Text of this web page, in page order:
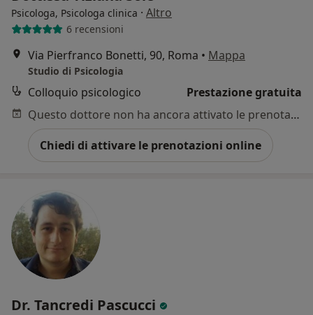
Psicologa, Psicologa clinica · Altro
6 recensioni
Via Pierfranco Bonetti, 90, Roma • Mappa
Studio di Psicologia
Colloquio psicologico
Prestazione gratuita
Questo dottore non ha ancora attivato le prenotazioni online presso questo indirizzo.
Chiedi di attivare le prenotazioni online
Dr. Tancredi Pascucci